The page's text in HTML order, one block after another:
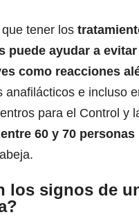
tener los
puede ayudar a
como reacciones
anafilácticos e incluso
para el Control y
entre 60 y 70
los signos de